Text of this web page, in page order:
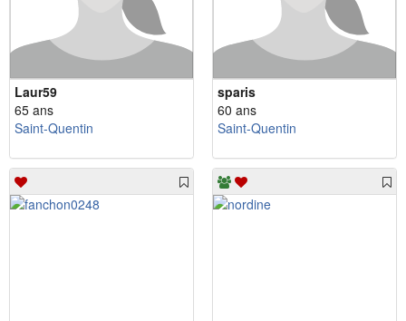
Laur59
65 ans
Saint-Quentin
sparis
60 ans
Saint-Quentin